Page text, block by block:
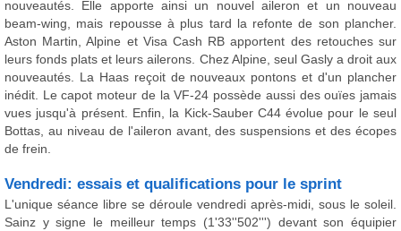
nouveautés. Elle apporte ainsi un nouvel aileron et un nouveau
beam-wing, mais repousse à plus tard la refonte de son plancher.
Aston Martin, Alpine et Visa Cash RB apportent des retouches sur
leurs fonds plats et leurs ailerons. Chez Alpine, seul Gasly a droit aux
nouveautés. La Haas reçoit de nouveaux pontons et d'un plancher
inédit. Le capot moteur de la VF-24 possède aussi des ouïes jamais
vues jusqu'à présent. Enfin, la Kick-Sauber C44 évolue pour le seul
Bottas, au niveau de l'aileron avant, des suspensions et des écopes
de frein.
Vendredi: essais et qualifications pour le sprint
L'unique séance libre se déroule vendredi après-midi, sous le soleil.
Sainz y signe le meilleur temps (1'33''502''') devant son équipier